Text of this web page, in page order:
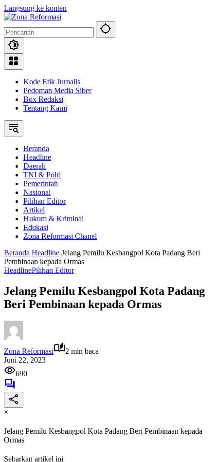
Langsung ke konten
Kode Etik Jurnalis
Pedoman Media Siber
Box Redaksi
Tentang Kami
Beranda
Headline
Daerah
TNI & Polri
Pemerintah
Nasional
Pilihan Editor
Artikel
Hukum & Kriminal
Edukasi
Zona Reformasi Chanel
Beranda Headline Jelang Pemilu Kesbangpol Kota Padang Beri
Pembinaan kepada Ormas
HeadlinePilihan Editor
Jelang Pemilu Kesbangpol Kota Padang
Beri Pembinaan kepada Ormas
Zona Reformasi
2 min baca
Juni 22, 2023
690
×
Jelang Pemilu Kesbangpol Kota Padang Beri Pembinaan kepada
Ormas
Sebarkan artikel ini